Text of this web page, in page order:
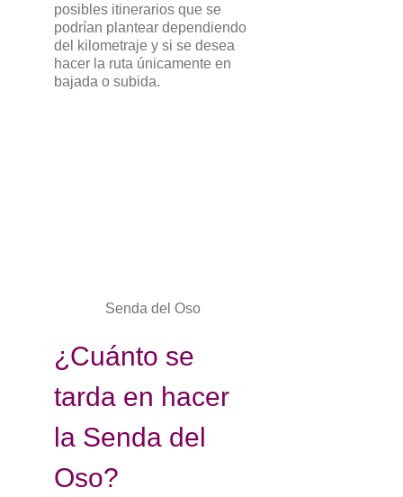
posibles itinerarios que se
podrían plantear dependiendo
del kilometraje y si se desea
hacer la ruta únicamente en
bajada o subida.
Senda del Oso
¿Cuánto se
tarda en hacer
la Senda del
Oso?